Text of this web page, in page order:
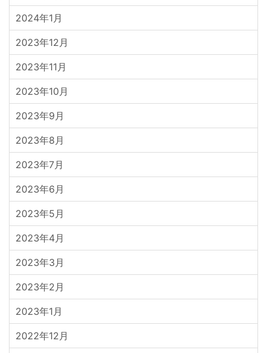
2024年1月
2023年12月
2023年11月
2023年10月
2023年9月
2023年8月
2023年7月
2023年6月
2023年5月
2023年4月
2023年3月
2023年2月
2023年1月
2022年12月